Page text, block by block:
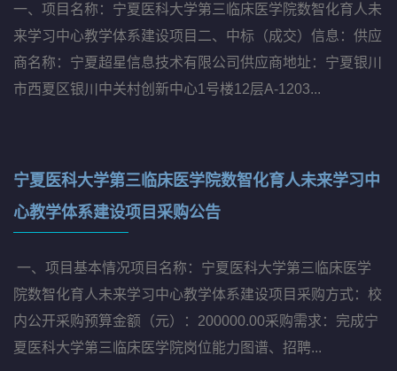
一、项目名称：宁夏医科大学第三临床医学院数智化育人未
来学习中心教学体系建设项目二、中标（成交）信息：供应
商名称：宁夏超星信息技术有限公司供应商地址：宁夏银川
市西夏区银川中关村创新中心1号楼12层A-1203...
07
宁夏医科大学第三临床医学院数智化育人未来学习中
心教学体系建设项目采购公告
一、项目基本情况项目名称：宁夏医科大学第三临床医学
院数智化育人未来学习中心教学体系建设项目采购方式：校
内公开采购预算金额（元）：200000.00采购需求：完成宁
夏医科大学第三临床医学院岗位能力图谱、招聘...